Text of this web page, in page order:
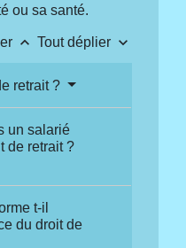
ou sa santé.
keyboard_arrow_up Tout déplier keyboard_arrow_down
retrait ?
un salarié
de retrait ?
t-il
du droit de